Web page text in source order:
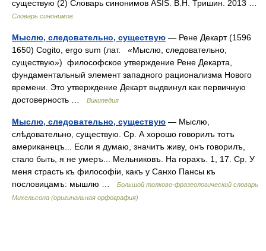
существую (2) Словарь синонимов ASIS. В.Н. Тришин. 2013 …
Словарь синонимов
Мыслю, следовательно, существую — Рене Декарт (1596
1650) Cogito, ergo sum (лат. «Мыслю, следовательно,
существую») философское утверждение Рене Декарта,
фундаментальный элемент западного рационализма Нового
времени. Это утверждение Декарт выдвинул как первичную
достоверность …
Википедия
Мыслю, следовательно, существую — Мыслю,
слѣдовательно, существую. Ср. А хорошо говорилъ тотъ
американецъ... Если я думаю, значитъ живу, онъ говорилъ,
стало быть, я не умеръ... Мельниковъ. На горахъ. 1, 17. Ср. У
меня страсть къ философіи, какъ у Санхо Пансы къ
пословицамъ: мышлю …
Большой толково-фразеологический словарь
Михельсона (оригинальная орфография)